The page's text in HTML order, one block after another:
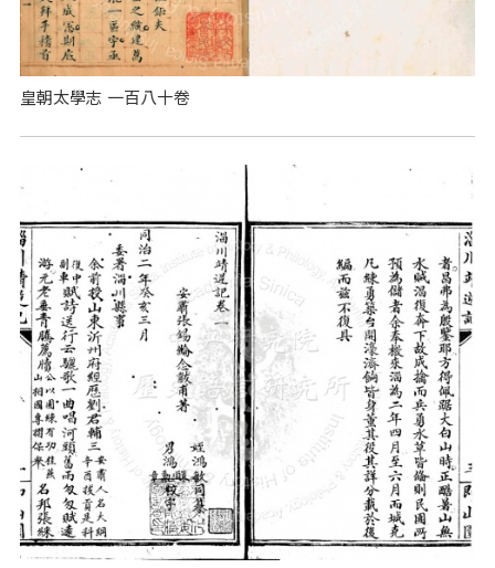
皇朝太學志 一百八十卷